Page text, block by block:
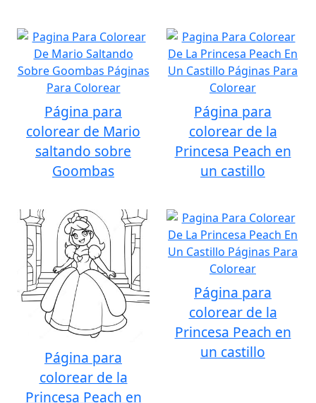
Página para
colorear de Mario
saltando sobre
Goombas
Página para
colorear de la
Princesa Peach en
un castillo
Página para
colorear de la
Princesa Peach en
Página para
colorear de la
Princesa Peach en
un castillo